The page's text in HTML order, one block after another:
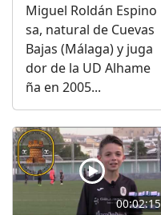
Miguel Roldán Espino
sa, natural de Cuevas
Bajas (Málaga) y juga
dor de la UD Alhame
ña en 2005...
00:02:15